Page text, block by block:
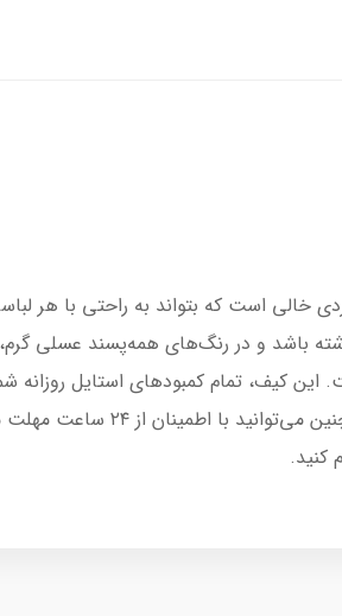
است که بتواند به راحتی با هر
باشد و در رنگ‌های همه‌پسند عسلی
این کیف، تمام کمبودهای استایل
کنید.